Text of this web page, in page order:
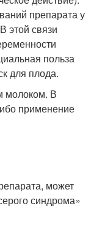
препарата у
этой связи
польза
для плода.
молоком. В
применение
может
синдрома»